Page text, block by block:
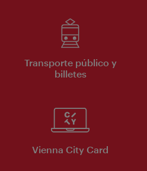
Transporte público y
billetes
Vienna City Card